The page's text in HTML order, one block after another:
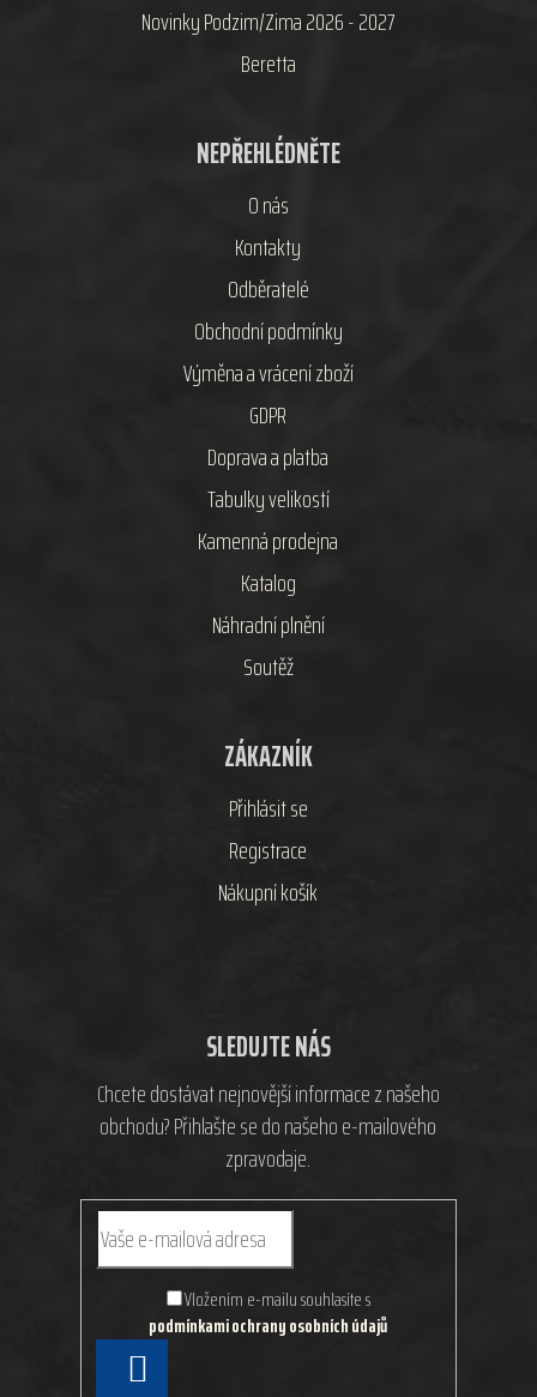
Novinky Podzim/Zima 2026 - 2027
Beretta
NEPŘEHLÉDNĚTE
O nás
Kontakty
Odběratelé
Obchodní podmínky
Výměna a vrácení zboží
GDPR
Doprava a platba
Tabulky velikostí
Kamenná prodejna
Katalog
Náhradní plnění
Soutěž
ZÁKAZNÍK
Přihlásit se
Registrace
Nákupní košík
SLEDUJTE NÁS
Chcete dostávat nejnovější informace z našeho
obchodu? Přihlašte se do našeho e-mailového
zpravodaje.
Vložením e-mailu souhlasíte s
podmínkami ochrany osobních údajů